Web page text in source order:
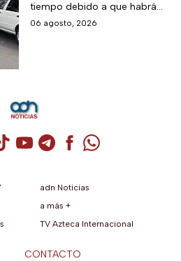
tiempo debido a que habrá
cierres viales por
06 agosto, 2026
de X / Twitter (se abre en una
de Instagram (se abre en una
Cuenta de TikTok (se abre en
Cuenta de YouTube (se abre
Cuenta de Telegram (se
Cuenta de
Cuenta de
adn Noticias
a más +
TV Azteca Internacional
CONTACTO